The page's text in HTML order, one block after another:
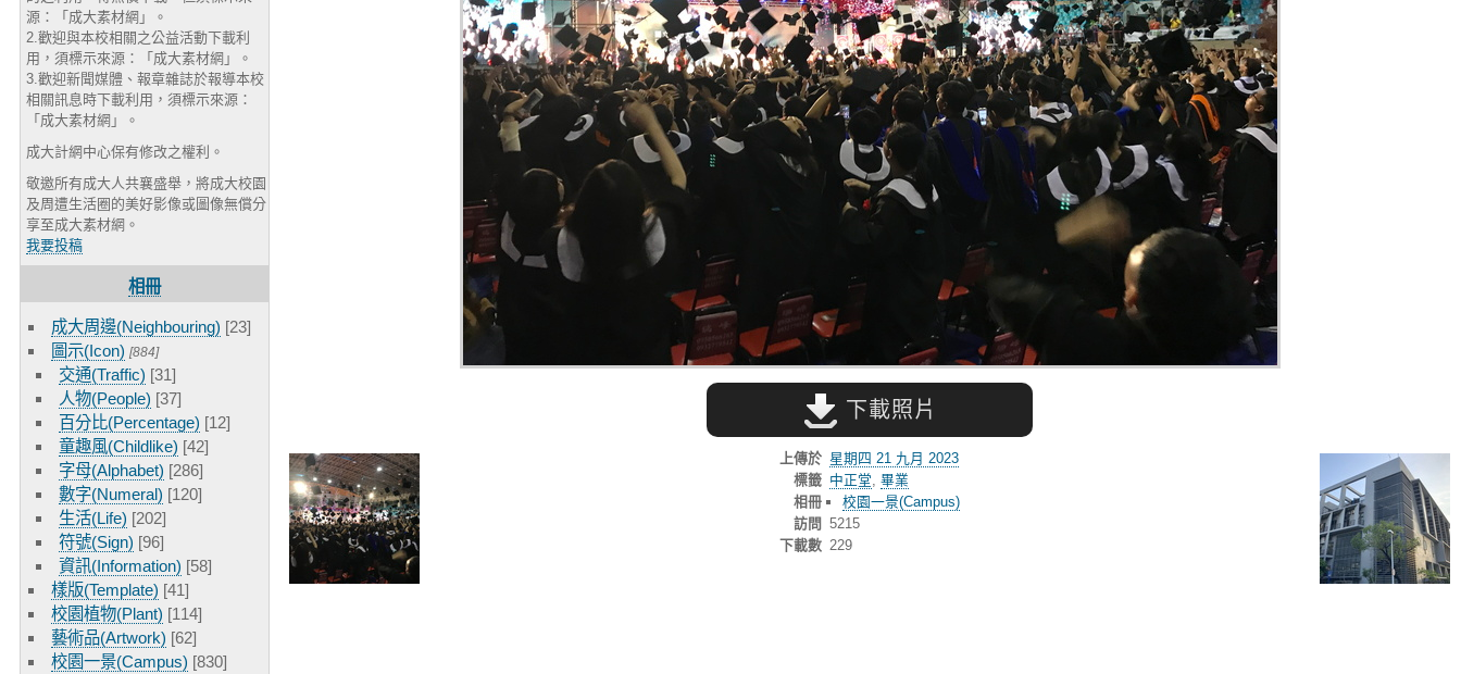
源：「成大素材網」。
2.歡迎與本校相關之公益活動下載利
用，須標示來源：「成大素材網」。
3.歡迎新聞媒體、報章雜誌於報導本校
相關訊息時下載利用，須標示來源：
「成大素材網」。
成大計網中心保有修改之權利。
敬邀所有成大人共襄盛舉，將成大校園
及周遭生活圈的美好影像或圖像無償分
享至成大素材網。
我要投稿
相冊
成大周邊(Neighbouring) [23]
圖示(Icon) [884]
交通(Traffic) [31]
人物(People) [37]
百分比(Percentage) [12]
童趣風(Childlike) [42]
字母(Alphabet) [286]
數字(Numeral) [120]
生活(Life) [202]
符號(Sign) [96]
資訊(Information) [58]
樣版(Template) [41]
校園植物(Plant) [114]
藝術品(Artwork) [62]
校園一景(Campus) [830]
下載照片
上傳於 星期四 21 九月 2023
標籤 中正堂 畢業
相冊
校園一景(Campus)
訪問 5215
下載數 229